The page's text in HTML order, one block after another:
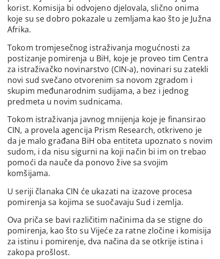
korist. Komisija bi odvojeno djelovala, slično onima
koje su se dobro pokazale u zemljama kao što je Južna
Afrika.
Tokom tromjesečnog istraživanja mogućnosti za
postizanje pomirenja u BiH, koje je proveo tim Centra
za istraživačko novinarstvo (CIN-a), novinari su zatekli
novi sud svečano otvorenim sa novom zgradom i
skupim međunarodnim sudijama, a bez i jednog
predmeta u novim sudnicama.
Tokom istraživanja javnog mnijenja koje je finansirao
CIN, a provela agencija Prism Research, otkriveno je
da je malo građana BiH oba entiteta upoznato s novim
sudom, i da nisu sigurni na koji način bi im on trebao
pomoći da nauče da ponovo žive sa svojim
komšijama.
U seriji članaka CIN će ukazati na izazove procesa
pomirenja sa kojima se suočavaju Sud i zemlja.
Ova priča se bavi različitim načinima da se stigne do
pomirenja, kao što su Vijeće za ratne zločine i komisija
za istinu i pomirenje, dva načina da se otkrije istina i
zakopa prošlost.